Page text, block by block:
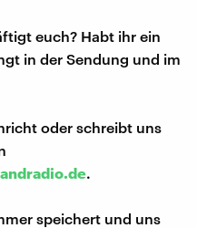
euch? Habt ihr ein
in der Sendung und im
oder schreibt uns
.
speichert und uns